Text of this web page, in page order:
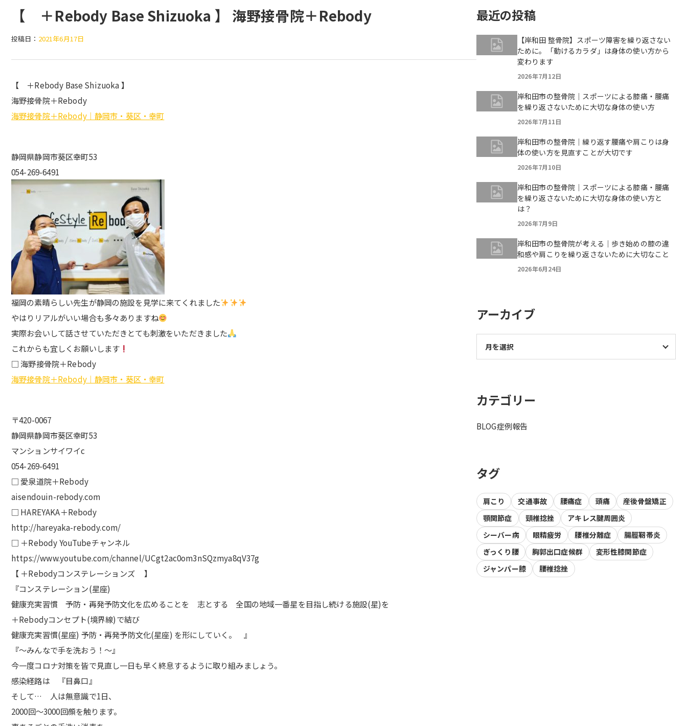
【 ＋Rebody Base Shizuoka 】 海野接骨院＋Rebody
投稿日： 2021年6月17日
【 ＋Rebody Base Shizuoka 】
海野接骨院＋Rebody
海野接骨院＋Rebody｜静岡市・葵区・幸町
静岡県静岡市葵区幸町53
054-269-6491
福岡の素晴らしい先生が静岡の施設を見学に来てくれました
やはりリアルがいい場合も多々ありますね
実際お会いして話させていただきとても刺激をいただきました
これからも宜しくお願いします
□ 海野接骨院＋Rebody
海野接骨院＋Rebody｜静岡市・葵区・幸町
〒420-0067
静岡県静岡市葵区幸町53
マンションサイワイc
054-269-6491
□ 愛泉道院＋Rebody
aisendouin-rebody.com
□ HAREYAKA＋Rebody
http://hareyaka-rebody.com/
□ ＋Rebody YouTubeチャンネル
https://www.youtube.com/channel/UCgt2ac0om3nSQzmya8qV37g
【 ＋Rebodyコンステレーションズ 】
『コンステレーション(星座)
健康充実習慣 予防・再発予防文化を広めることを 志とする 全国の地域一番星を目指し続ける施設(星)を
＋Rebodyコンセプト(境界線)で結び
健康充実習慣(星座) 予防・再発予防文化(星座) を形にしていく。 』
『〜みんなで手を洗おう！〜』
今一度コロナ対策を皆で見直し一日も早く終息するように取り組みましょう。
感染経路は 『目鼻口』
そして… 人は無意識で1日、
2000回〜3000回顔を触ります。
最近の投稿
【岸和田 整骨院】スポーツ障害を繰り返さない
ために。「動けるカラダ」は身体の使い方から
変わります
2026年7月12日
岸和田市の整骨院｜スポーツによる膝痛・腰痛
を繰り返さないために大切な身体の使い方
2026年7月11日
岸和田市の整骨院｜繰り返す腰痛や肩こりは身
体の使い方を見直すことが大切です
2026年7月10日
岸和田市の整骨院｜スポーツによる膝痛・腰痛
を繰り返さないために大切な身体の使い方と
は？
2026年7月9日
岸和田市の整骨院が考える｜歩き始めの膝の違
和感や肩こりを繰り返さないために大切なこと
2026年6月24日
アーカイブ
カテゴリー
BLOG症例報告
タグ
肩こり 交通事故 腰痛症 頭痛
産後骨盤矯正
顎関節症
頸椎捻挫
アキレス腱周囲炎
シーバー病
眼精疲労 腰椎分離症
腸脛靭帯炎
ぎっくり腰
胸郭出口症候群
変形性膝関節症
ジャンパー膝
腰椎捻挫